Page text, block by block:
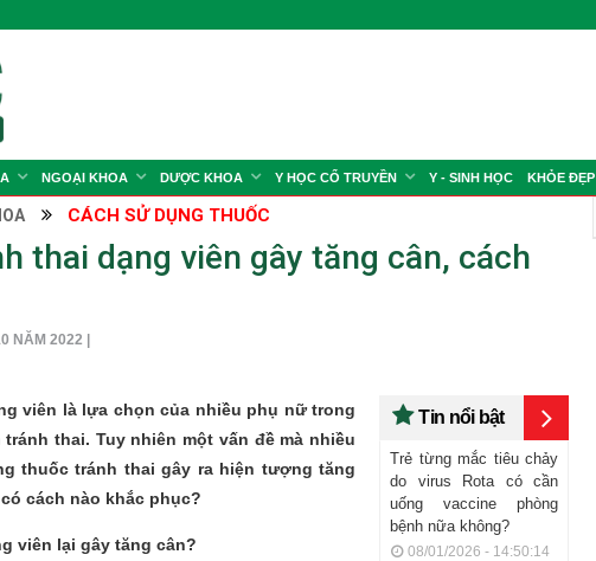
NGOẠI KHOA DƯỢC KHOA Y HỌC CỔ TRUYỀN Y - SINH HỌC KHỎE ĐẸP
CÁCH SỬ DỤNG THUỐC
thai dạng viên gây tăng cân, cách
NĂM 2022 |
viên là lựa chọn của nhiều phụ nữ trong
thai. Tuy nhiên một vấn đề mà nhiều
thuốc tránh thai gây ra hiện tượng tăng
cách nào khắc phục?
viên lại gây tăng cân?
Tin nổi bật
Trẻ từng mắc tiêu chảy
do virus Rota có cần
uống vaccine phòng
bệnh nữa không?
08/01/2026 - 14:50:14